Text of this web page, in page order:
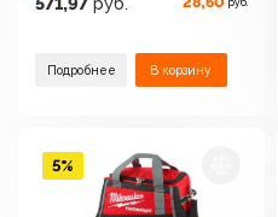
руб.
Подробнее В корзину
5%